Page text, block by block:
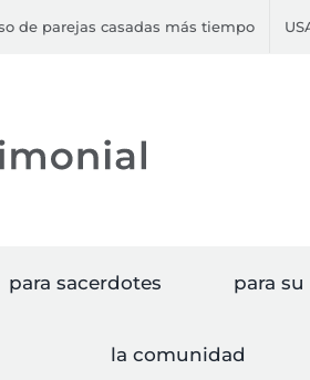
de parejas casadas más tiempo
para sacerdotes para
la comunidad